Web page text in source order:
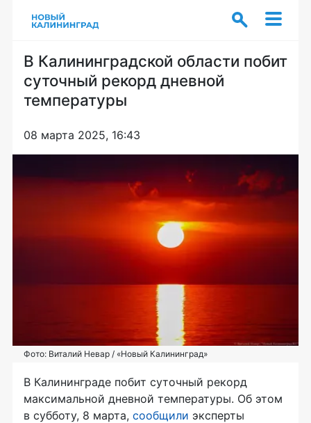
В Калининградской области побит
суточный рекорд дневной
температуры
08 марта 2025, 16:43
Фото: Виталий Невар / «Новый Калининград»
В Калининграде побит суточный рекорд
максимальной дневной температуры. Об этом
в субботу, 8 марта, сообщили эксперты